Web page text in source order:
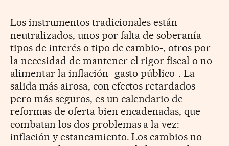
Los instrumentos tradicionales están
neutralizados, unos por falta de soberanía -
tipos de interés o tipo de cambio-, otros por
la necesidad de mantener el rigor fiscal o no
alimentar la inflación -gasto público-. La
salida más airosa, con efectos retardados
pero más seguros, es un calendario de
reformas de oferta bien encadenadas, que
combatan los dos problemas a la vez:
inflación y estancamiento. Los cambios no